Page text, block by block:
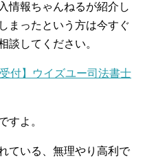
情報ちゃんねるが紹介し
まったという方は今すぐ
談してください。
付】ウイズユー司法書士
すよ。
ている、無理やり高利で